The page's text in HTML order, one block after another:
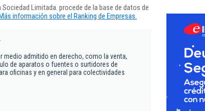
Limitada. procede de la base de datos de
información sobre el Ranking de Empresas.
medio admitido en derecho, como la venta,
de aparatos o fuentes o surtidores de
oficinas y en general para colectividades